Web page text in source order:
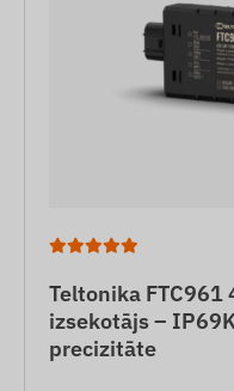
Teltonika FTC961
izsekotājs –
precizitāte